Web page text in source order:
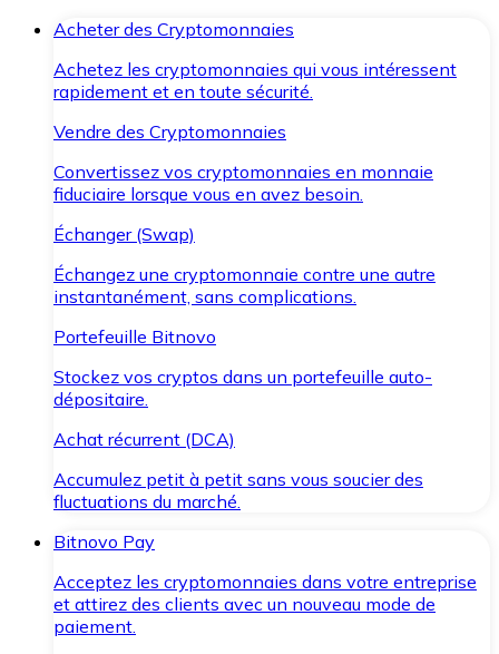
Acheter des Cryptomonnaies
Achetez les cryptomonnaies qui vous intéressent
rapidement et en toute sécurité.
Vendre des Cryptomonnaies
Convertissez vos cryptomonnaies en monnaie
fiduciaire lorsque vous en avez besoin.
Échanger (Swap)
Échangez une cryptomonnaie contre une autre
instantanément, sans complications.
Portefeuille Bitnovo
Stockez vos cryptos dans un portefeuille auto-
dépositaire.
Achat récurrent (DCA)
Accumulez petit à petit sans vous soucier des
fluctuations du marché.
Bitnovo Pay
Acceptez les cryptomonnaies dans votre entreprise
et attirez des clients avec un nouveau mode de
paiement.